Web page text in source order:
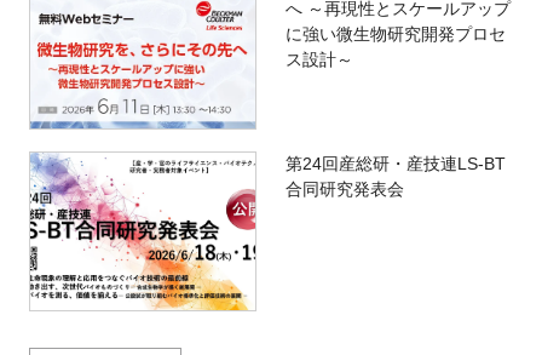
へ ～再現性とスケールアップ
に強い微生物研究開発プロセ
ス設計～
第24回産総研・産技連LS-BT
合同研究発表会